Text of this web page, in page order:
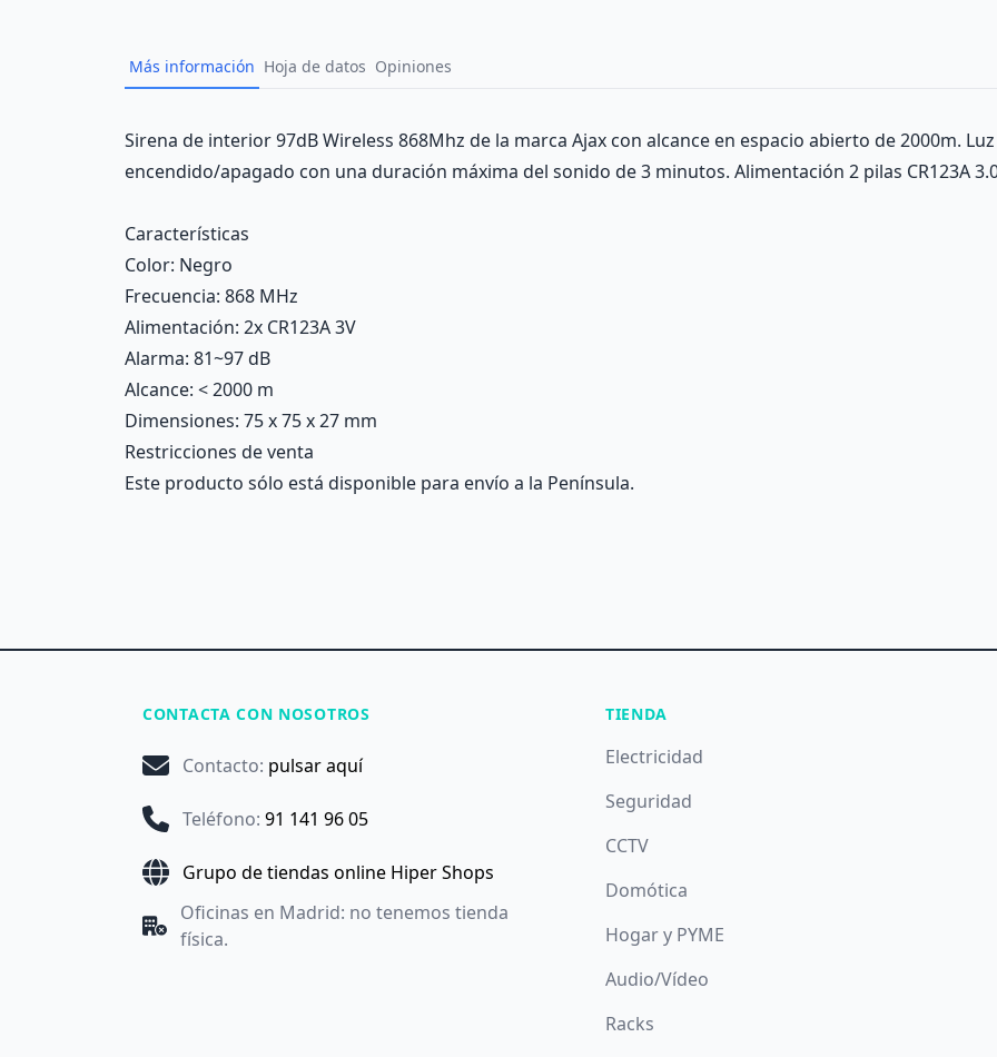
Más información Hoja de datos Opiniones
Description
Sirena de interior 97dB Wireless 868Mhz de la marca Ajax con alcance en espacio abierto de 2000m.
encendido/apagado con una duración máxima del sonido de 3 minutos. Alimentación 2 pilas CR123A
Características
Color: Negro
Frecuencia: 868 MHz
Alimentación: 2x CR123A 3V
Alarma: 81~97 dB
Alcance: < 2000 m
Dimensiones: 75 x 75 x 27 mm
Restricciones de venta
Este producto sólo está disponible para envío a la Península.
CONTACTA CON NOSOTROS
Contacto: pulsar aquí
Teléfono: 91 141 96 05
Grupo de tiendas online Hiper Shops
Oficinas en Madrid: no tenemos tienda
física.
TIENDA
Electricidad
Seguridad
CCTV
Domótica
Hogar y PYME
Audio/Vídeo
Racks